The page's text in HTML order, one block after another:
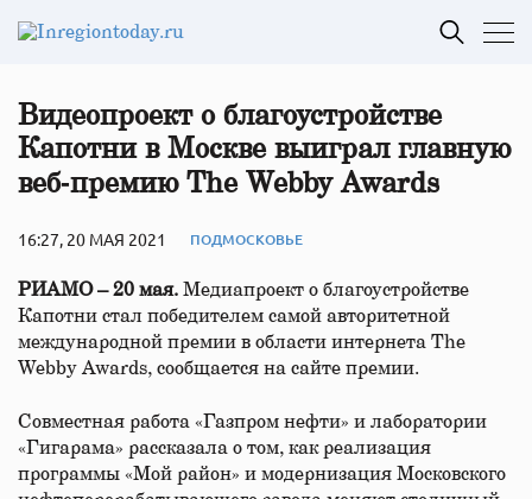
Видеопроект о благоустройстве
Капотни в Москве выиграл главную
веб‑премию The Webby Awards
16:27, 20 МАЯ 2021 ПОДМОСКОВЬЕ
РИАМО – 20 мая. Медиапроект о благоустройстве
Капотни стал победителем самой авторитетной
международной премии в области интернета The
Webby Awards, сообщается на сайте премии.
Совместная работа «Газпром нефти» и лаборатории
«Гигарама» рассказала о том, как реализация
программы «Мой район» и модернизация Московского